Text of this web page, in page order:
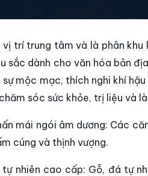
vị trí trung tâm và là phân khu
sắc dành cho văn hóa bản
sự mộc mạc, thích nghi khí
sóc sức khỏe, trị liệu và
mái ngói âm dương: Các
cúng và thịnh vượng.
nhiên cao cấp: Gỗ, đá tự